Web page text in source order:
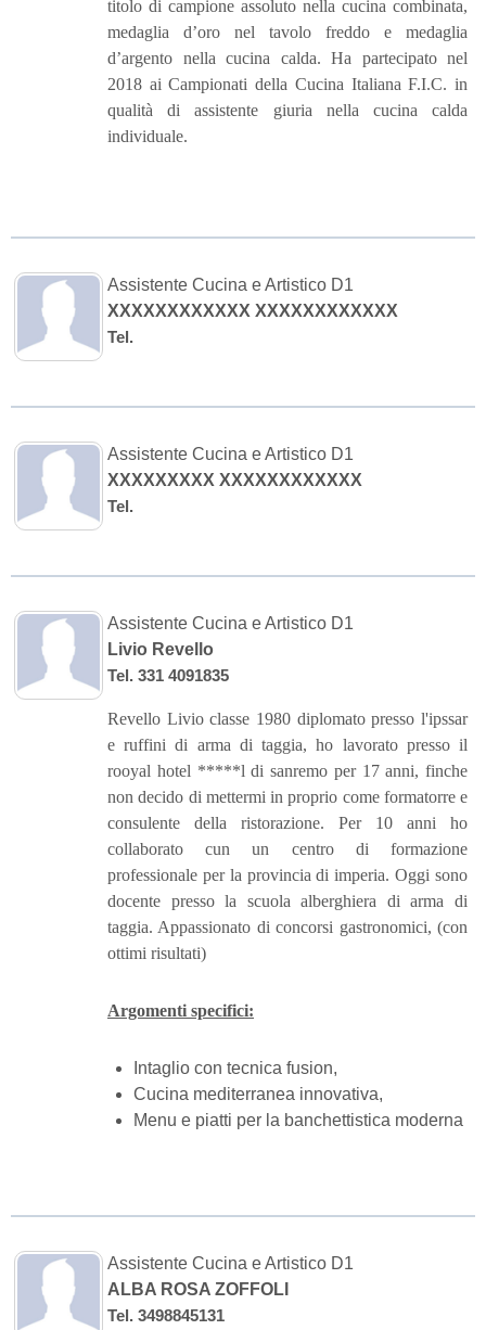
titolo di campione assoluto nella cucina combinata,
medaglia d’oro nel tavolo freddo e medaglia
d’argento nella cucina calda. Ha partecipato nel
2018 ai Campionati della Cucina Italiana F.I.C. in
qualità di assistente giuria nella cucina calda
individuale.
Assistente Cucina e Artistico D1
XXXXXXXXXXXX XXXXXXXXXXXX
Tel.
Assistente Cucina e Artistico D1
XXXXXXXXX XXXXXXXXXXXX
Tel.
Assistente Cucina e Artistico D1
Livio Revello
Tel. 331 4091835
Revello Livio classe 1980 diplomato presso l'ipssar
e ruffini di arma di taggia, ho lavorato presso il
rooyal hotel *****l di sanremo per 17 anni, finche
non decido di mettermi in proprio come formatorre e
consulente della ristorazione. Per 10 anni ho
collaborato cun un centro di formazione
professionale per la provincia di imperia. Oggi sono
docente presso la scuola alberghiera di arma di
taggia. Appassionato di concorsi gastronomici, (con
ottimi risultati)
Argomenti specifici:
Intaglio con tecnica fusion,
Cucina mediterranea innovativa,
Menu e piatti per la banchettistica moderna
Assistente Cucina e Artistico D1
ALBA ROSA ZOFFOLI
Tel. 3498845131